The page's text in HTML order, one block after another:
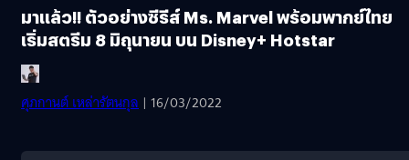
มาแล้ว!! ตัวอย่างซีรีส์ Ms. Marvel พร้อมพากย์ไทย
เริ่มสตรีม 8 มิถุนายน บน Disney+ Hotstar
ศุภกานต์ เหล่ารัตนกุล | 16/03/2022